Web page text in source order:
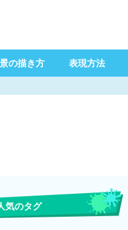
の描き方 表現方法
気のタグ